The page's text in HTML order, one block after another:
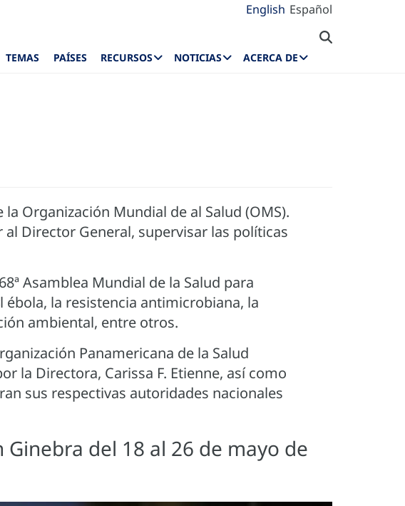
English Español
TEMAS PAÍSES RECURSOS NOTICIAS ACERCA DE
Organización Mundial de al Salud (OMS).
Director General, supervisar las políticas
Asamblea Mundial de la Salud para
la resistencia antimicrobiana, la
ambiental, entre otros.
Panamericana de la Salud
la Directora, Carissa F. Etienne, así como
sus respectivas autoridades nacionales
del 18 al 26 de mayo de